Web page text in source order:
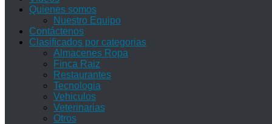
Quienes somos
Nuestro Equipo
Contáctenos
Clasificados por categorias
Almacenes Ropa
Finca Raiz
Restaurantes
Tecnologia
Vehiculos
Veterinarias
Otros